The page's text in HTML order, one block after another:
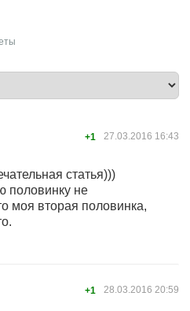
27.03.2016 16:43
+1
статья)))
половинку не
моя вторая половинка,
28.03.2016 20:59
+1